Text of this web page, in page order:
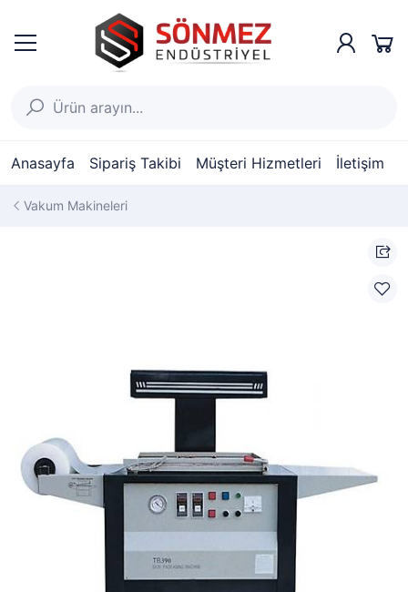
Anasayfa Sipariş Takibi Müşteri Hizmetleri İletişim
Vakum Makineleri